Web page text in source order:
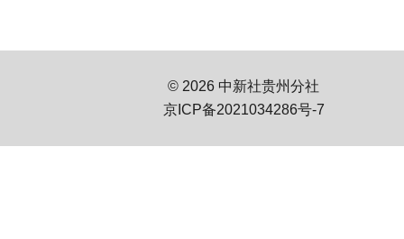
© 2026 中新社贵州分社
京ICP备2021034286号-7